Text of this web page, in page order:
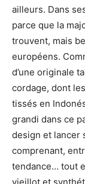
ailleurs. Dans
parce que la
trouvent, mais
européens.
d’une originale
cordage, dont
tissés en
grandi dans ce
design et lancer
comprenant,
tendance… tout